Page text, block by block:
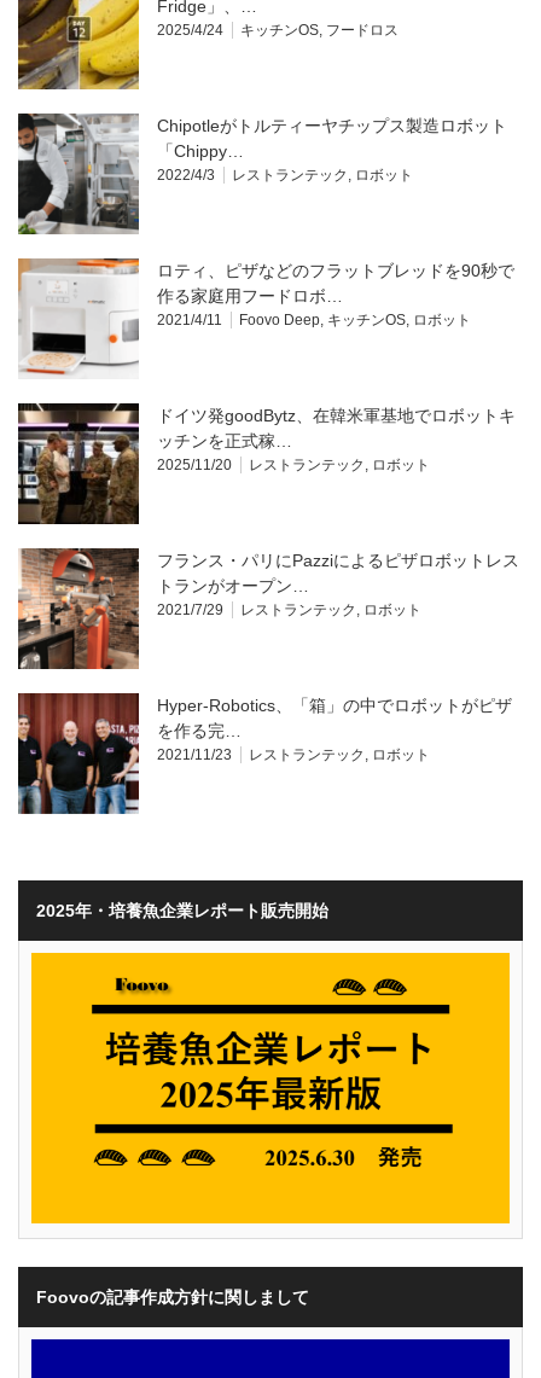
Fridge」、…
2025/4/24 キッチンOS フードロス
Chipotleがトルティーヤチップス製造ロボット
「Chippy…
2022/4/3 レストランテック ロボット
ロティ、ピザなどのフラットブレッドを90秒で
作る家庭用フードロボ…
2021/4/11 Foovo Deep キッチンOS ロボット
ドイツ発goodBytz、在韓米軍基地でロボットキ
ッチンを正式稼…
2025/11/20 レストランテック ロボット
フランス・パリにPazziによるピザロボットレス
トランがオープン…
2021/7/29 レストランテック ロボット
Hyper-Robotics、「箱」の中でロボットがピザ
を作る完…
2021/11/23 レストランテック ロボット
2025年・培養魚企業レポート販売開始
Foovoの記事作成方針に関しまして